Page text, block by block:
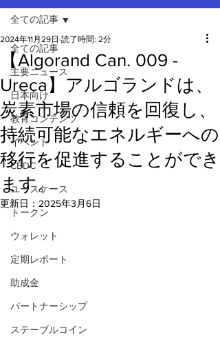
全ての記事
主要ニュース
日本向け
教育コンテンツ
イベント
CBDC
ユースケース
トークン
ウォレット
定期レポート
助成金
パートナーシップ
ステーブルコイン
全ての記事
【Algorand Can. 009 -
Ureca】アルゴランドは、
炭素市場の信頼を回復し、
持続可能なエネルギーへの
移行を促進することができ
ます。
2024年11月29日 読了時間: 2分
更新日： 2025年3月6日